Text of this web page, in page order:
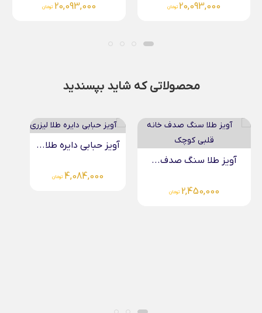
20,093,000 تومان 20,093,000 تومان
محصولاتی که شاید بپسندید
آویز طلا سنگ صدف...
2,450,000 تومان
آویز حبابی دایره طلا...
4,084,000 تومان